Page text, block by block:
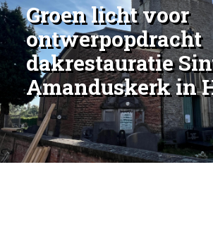
Groen licht voor
ontwerpopdracht
dakrestauratie
Amanduskerk in